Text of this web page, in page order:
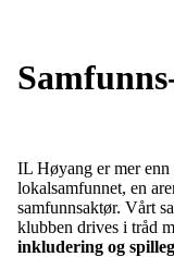
IL Høyang er mer
lokalsamfunnet, en
samfunnsaktør. Vårt
klubben drives i tråd
inkludering og